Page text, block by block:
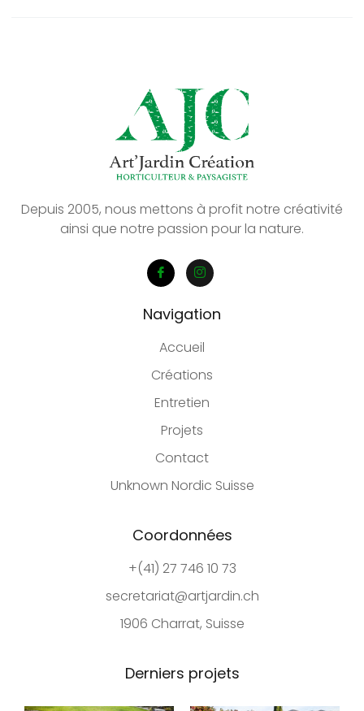
Depuis 2005, nous mettons à profit notre créativité
ainsi que notre passion pour la nature.
Navigation
Accueil
Créations
Entretien
Projets
Contact
Unknown Nordic Suisse
Coordonnées
+(41) 27 746 10 73
secretariat@artjardin.ch
1906 Charrat, Suisse
Derniers projets